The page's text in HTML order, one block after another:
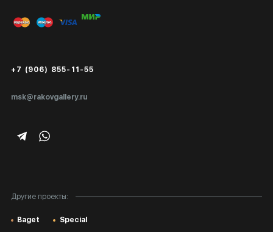
msk@rakovgallery.ru
+7 (906) 855-11-55
Другие проекты:
Baget Special
Публичная оферта
Экспертиза/Вывоз за границу
Подарочные сертификаты